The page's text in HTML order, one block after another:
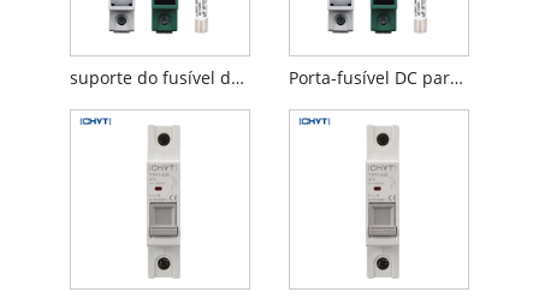
suporte do fusível da C.C. 1000v Porta-fusível DC para painel solar